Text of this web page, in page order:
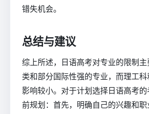
错失机会。
总结与建议
综上所述，日语高考对专业的限制
类和部分国际性强的专业，而理工
影响较小。对于计划选择日语高考
前规划：首先，明确自己的兴趣和